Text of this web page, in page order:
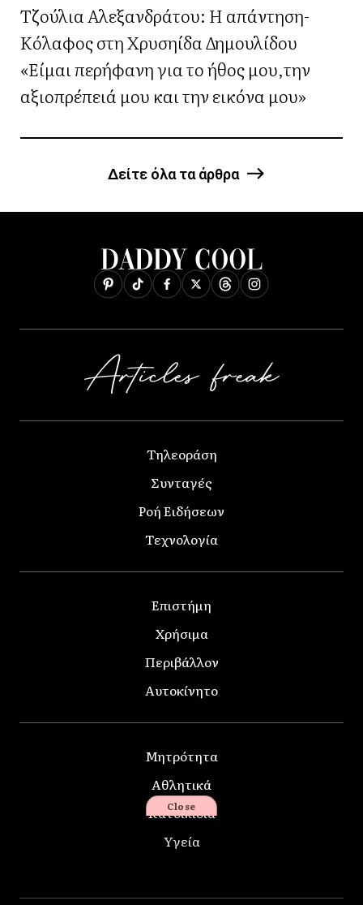
Τζούλια Αλεξανδράτου: Η απάντηση-
Κόλαφος στη Χρυσηίδα Δημουλίδου
«Είμαι περήφανη για το ήθος μου,την
αξιοπρέπειά μου και την εικόνα μου»
Δείτε όλα τα άρθρα
Τηλεοράση
Συνταγές
Ροή Ειδήσεων
Τεχνολογία
Επιστήμη
Χρήσιμα
Περιβάλλον
Αυτοκίνητο
Μητρότητα
Αθλητικά
Κατοικίδια
Υγεία
Close